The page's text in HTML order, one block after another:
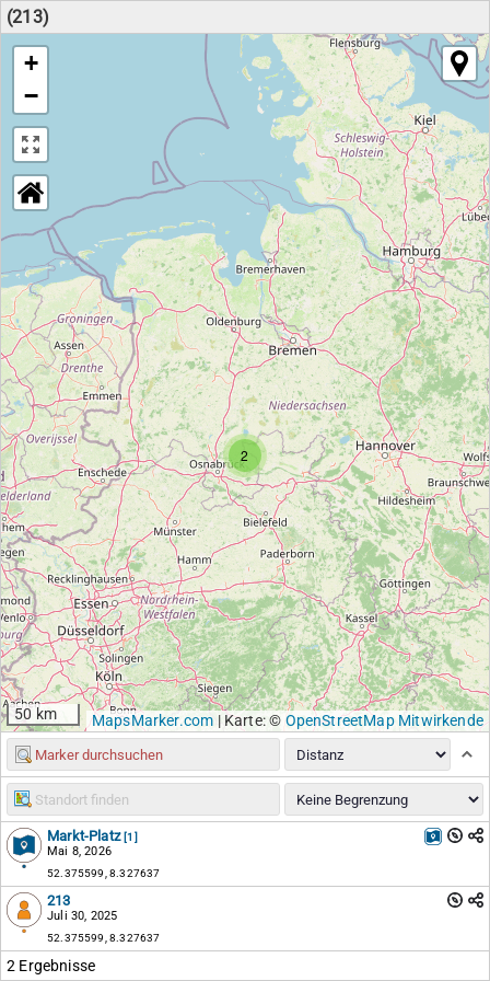
(213)
2
+
−
50 km MapsMarker.com |Karte: © OpenStreetMap Mitwirkende
Markt-Platz [1]
Mai 8, 2026
52.375599, 8.327637
213
Juli 30, 2025
52.375599, 8.327637
2 Ergebnisse